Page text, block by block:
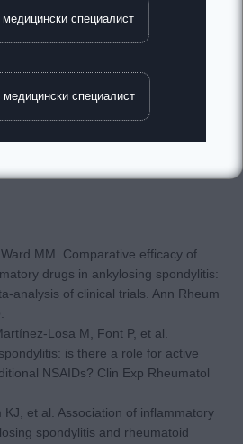
е водеща в избора на НСПВС.
на избор в овладяване на
в ревматологичната
MM. Comparative efficacy of
drugs in ankylosing spondylitis:
analysis of clinical trials. Ann Rheum
Losa M, Font P, et al.
is there a role for active
NSAIDs? Clin Exp Rheumatol
KJ, et al. Association of inflammatory
spondylitis and rheumatoid
специалист
специалист